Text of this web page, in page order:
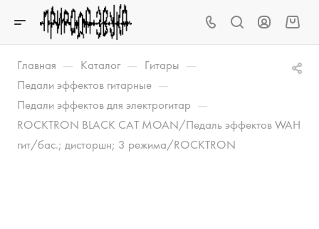
Главная — Каталог — Гитары —
Педали эффектов гитарные —
Педали эффектов для электрогитар —
ROCKTRON BLACK CAT MOAN/Педаль эффектов WAH
гит/бас.; дисторшн; 3 режима/ROCKTRON